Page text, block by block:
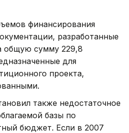
финансирования
разработанные
общую сумму 229,8
для
проекта,
также недостаточное
базы по
бюджет. Если в 2007